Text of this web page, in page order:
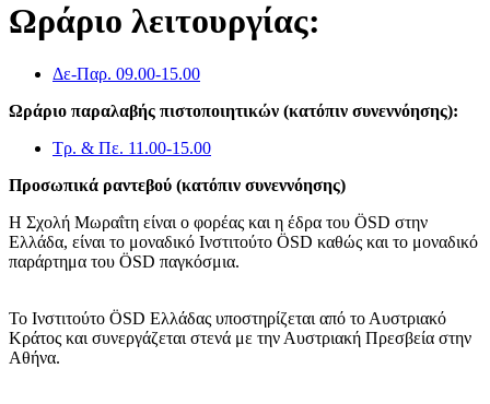
Ωράριο λειτουργίας:
Δε-Παρ. 09.00-15.00
Ωράριο παραλαβής πιστοποιητικών (κατόπιν συνεννόησης):
Τρ. & Πε. 11.00-15.00
Προσωπικά ραντεβού (κατόπιν συνεννόησης)
Η Σχολή Μωραΐτη είναι ο φορέας και η έδρα του ÖSD στην
Ελλάδα, είναι το μοναδικό Ινστιτούτο ÖSD καθώς και το μοναδικό
παράρτημα του ÖSD παγκόσμια.
Το Ινστιτούτο ÖSD Ελλάδας υποστηρίζεται από το Αυστριακό
Κράτος και συνεργάζεται στενά με την Αυστριακή Πρεσβεία στην
Αθήνα.